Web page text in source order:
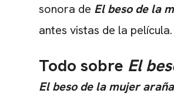
sonora de El beso de la
antes vistas de la película.
Todo sobre El
El beso de la mujer araña